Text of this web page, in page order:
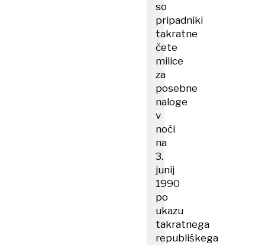
so
pripadniki
takratne
čete
milice
za
posebne
naloge
v
noči
na
3.
junij
1990
po
ukazu
takratnega
republiškega